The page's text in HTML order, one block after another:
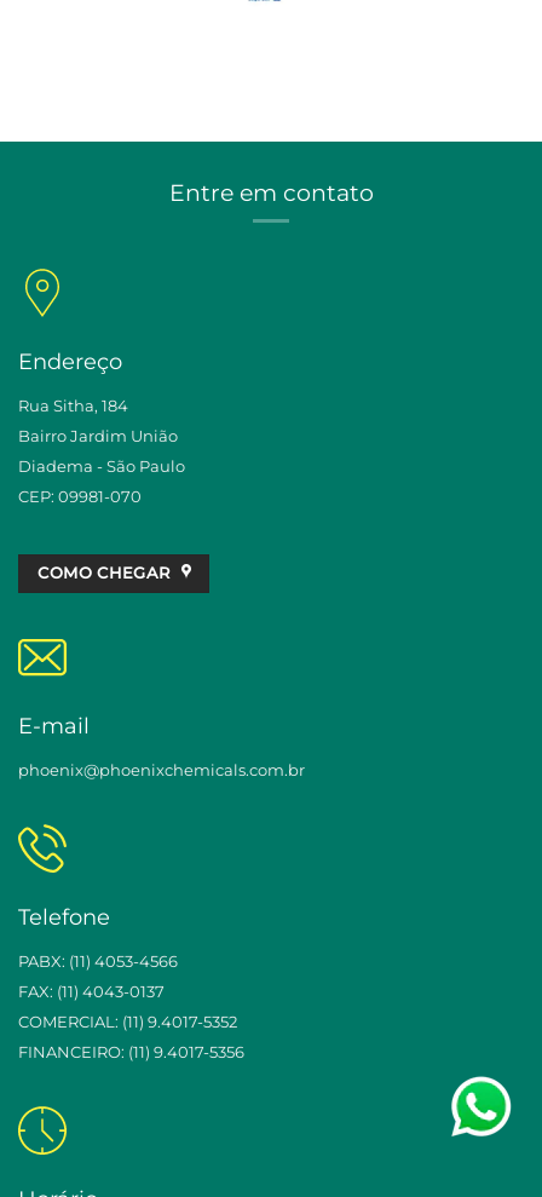
Entre em contato
Endereço
Rua Sitha, 184
Bairro Jardim União
Diadema - São Paulo
CEP: 09981-070
COMO CHEGAR
E-mail
phoenix@phoenixchemicals.com.br
Telefone
PABX: (11) 4053-4566
FAX: (11) 4043-0137
COMERCIAL: (11) 9.4017-5352
FINANCEIRO: (11) 9.4017-5356